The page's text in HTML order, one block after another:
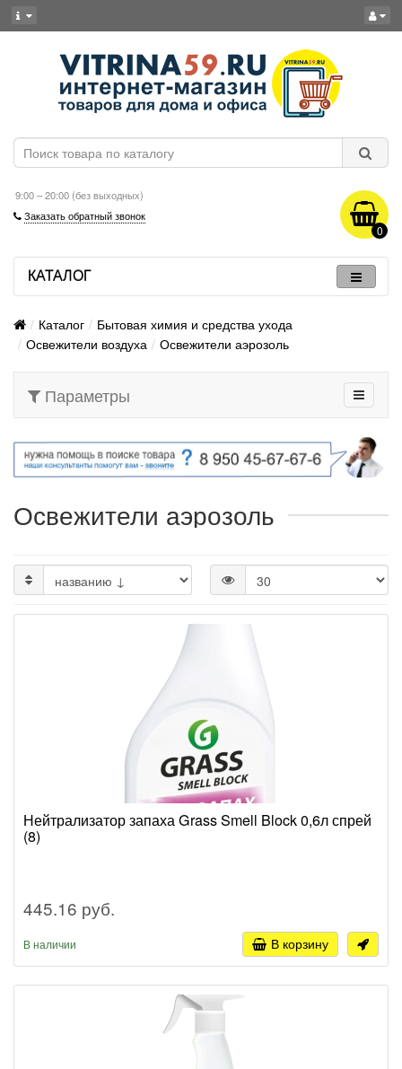
9:00 – 20:00 (без выходных)
Заказать обратный звонок
0
КАТАЛОГ
Каталог
Бытовая химия и средства ухода
Освежители воздуха
Освежители аэрозоль
Параметры
Освежители аэрозоль
Нейтрализатор запаха Grass Smell Block 0,6л спрей
(8)
445.16 руб.
В наличии В корзину